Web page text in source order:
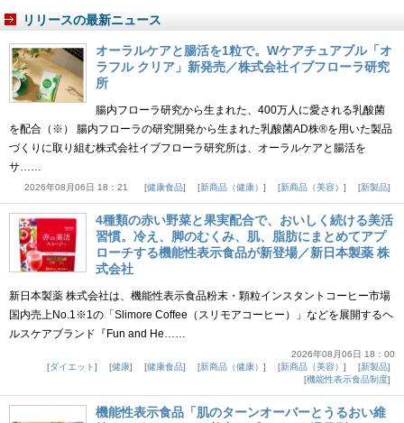
リリースの最新ニュース
オーラルケアと腸活を1粒で。Wケアチュアブル「オ
ラフル クリア」新発売／株式会社イブフローラ研究
所
腸内フローラ研究から生まれた、400万人に愛される乳酸菌
を配合（※） 腸内フローラの研究開発から生まれた乳酸菌AD株®を用いた製品
づくりに取り組む株式会社イブフローラ研究所は、オーラルケアと腸活を
サ……
2026年08月06日 18：21 健康食品 新商品（健康） 新商品（美容） 新製品
4種類の赤い野菜と果実配合で、おいしく続ける美活
習慣。冷え、脚のむくみ、肌、脂肪にまとめてアプ
ローチする機能性表示食品が新登場／新日本製薬 株
式会社
新日本製薬 株式会社は、機能性表示食品粉末・顆粒インスタントコーヒー市場
国内売上No.1※1の「Slimore Coffee（スリモアコーヒー）」などを展開するヘ
ルスケアブランド『Fun and He……
2026年08月06日 18：00
ダイエット
健康 健康食品 新商品（健康） 新商品（美容）
新製品
機能性表示食品制度
機能性表示食品「肌のターンオーバーとうるおい維